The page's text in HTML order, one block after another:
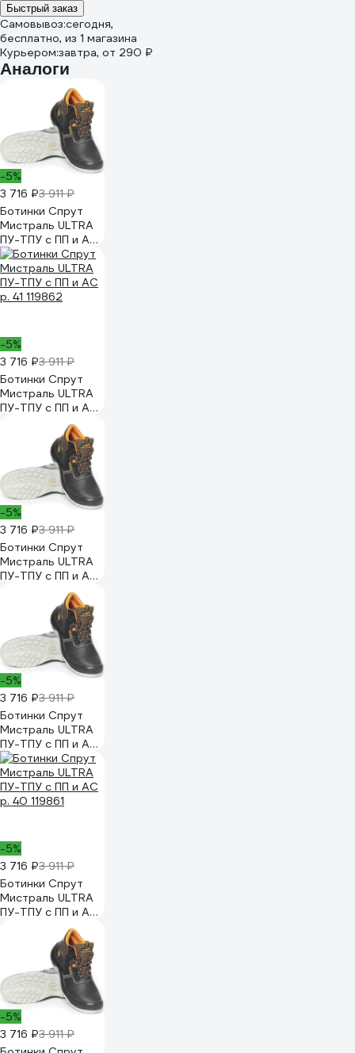
Быстрый заказ
Самовывоз:сегодня,
бесплатно, из 1 магазина
Курьером:завтра, от 290 ₽
Аналоги
-5%
3 716 ₽3 911 ₽
Ботинки Спрут
Мистраль ULTRA
ПУ-ТПУ с ПП и АС
р. 45 119866
-5%
3 716 ₽3 911 ₽
Ботинки Спрут
Мистраль ULTRA
ПУ-ТПУ с ПП и АС
-5%
3 716 ₽3 911 ₽
Ботинки Спрут
Мистраль ULTRA
ПУ-ТПУ с ПП и АС
-5%
3 716 ₽3 911 ₽
Ботинки Спрут
Мистраль ULTRA
ПУ-ТПУ с ПП и АС
р. 38 119859
-5%
3 716 ₽3 911 ₽
Ботинки Спрут
Мистраль ULTRA
ПУ-ТПУ с ПП и АС
-5%
3 716 ₽3 911 ₽